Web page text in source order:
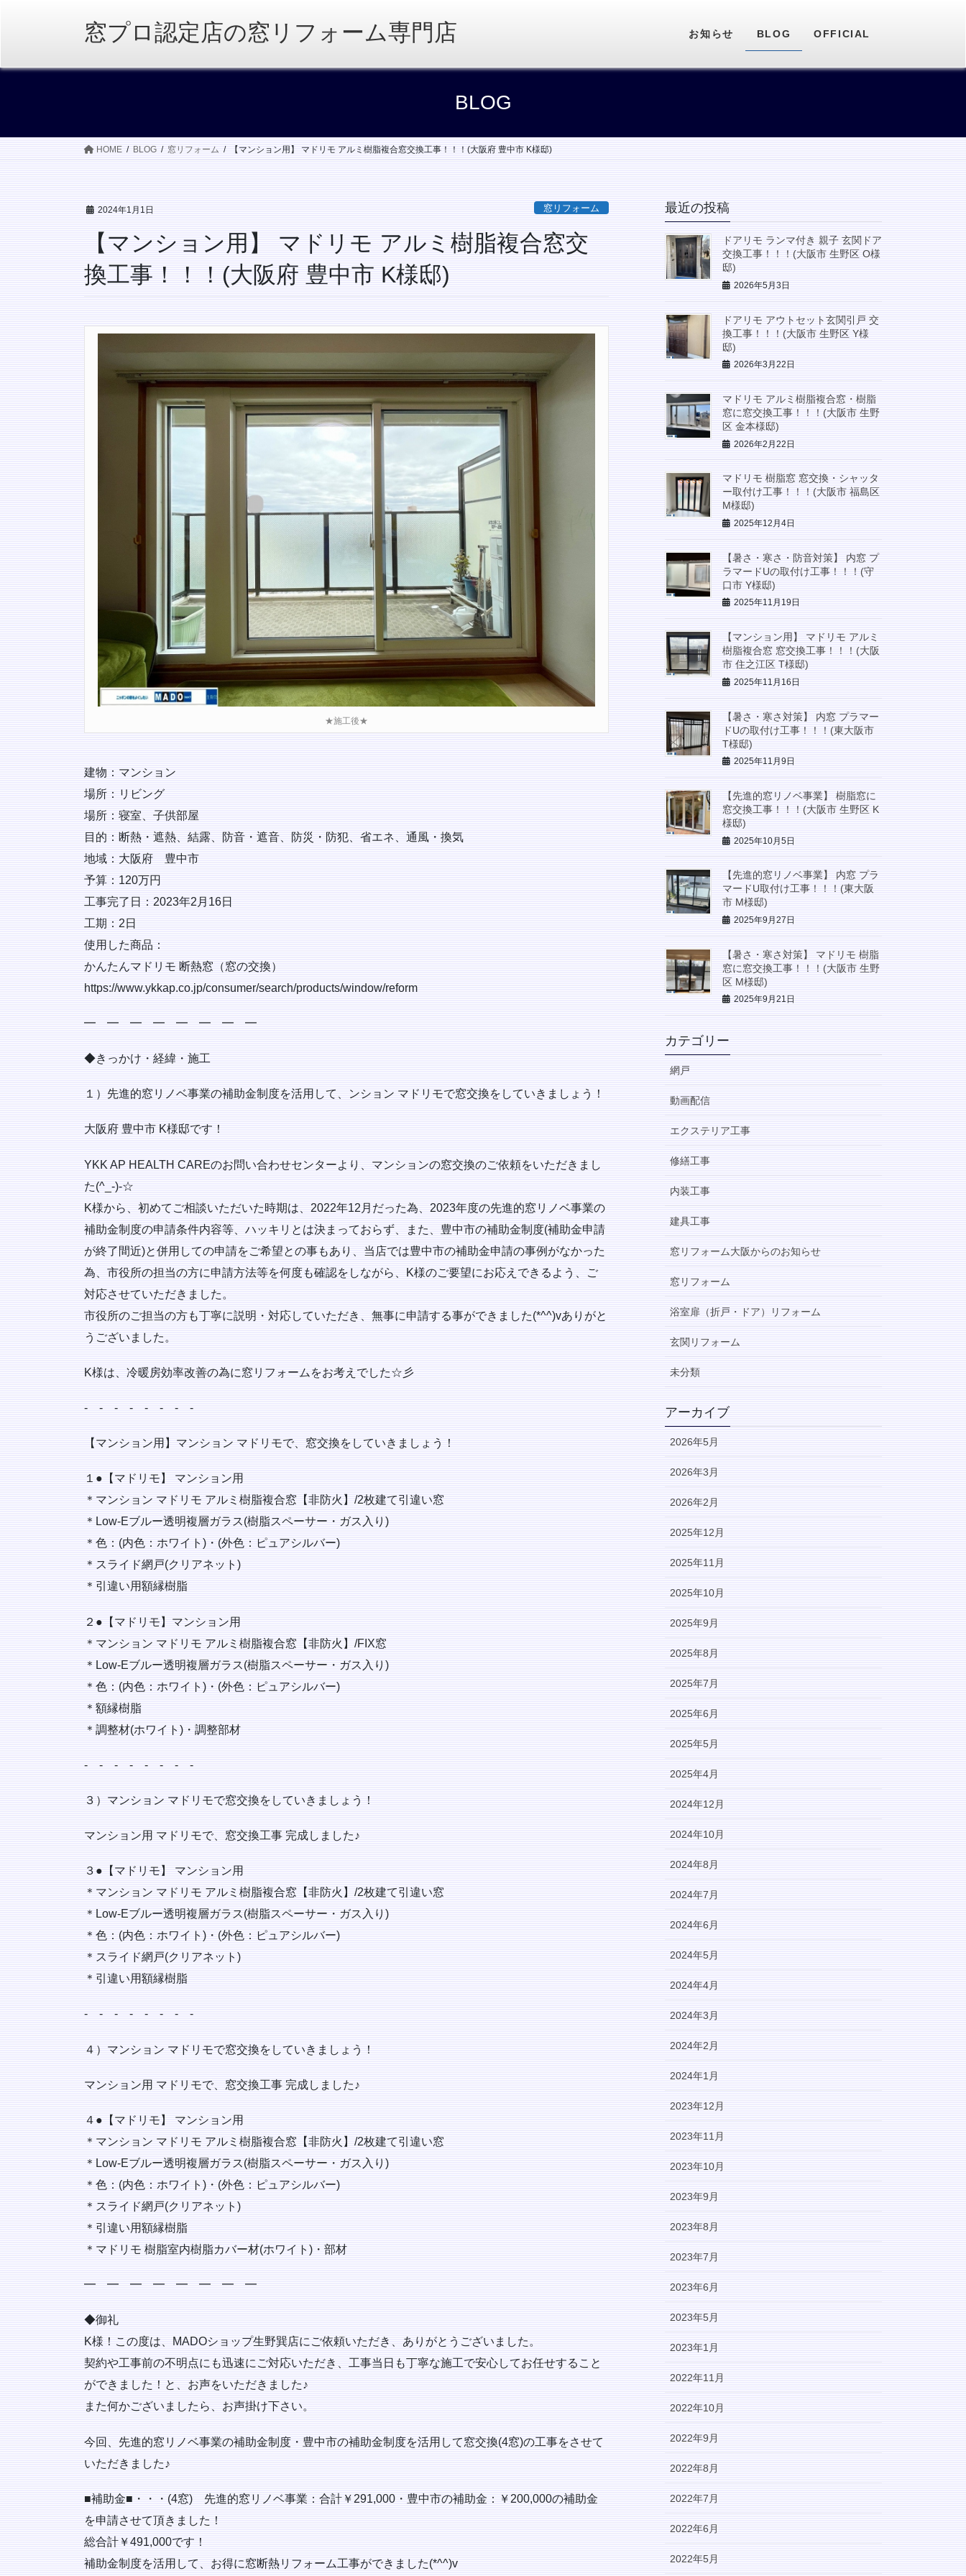
プ
動
窓プロ認定店の窓リフォーム専門店 お知らせ BLOG OFFICIAL
BLOG
HOME BLOG 窓リフォーム 【マンション用】 マドリモ アルミ樹脂複合窓交換工事！！！(大阪府 豊中市 K様邸)
2024年1月1日 窓リフォーム
【マンション用】 マドリモ アルミ樹脂複合窓交
換工事！！！(大阪府 豊中市 K様邸)
★施工後★
建物：マンション
場所：リビング
場所：寝室、子供部屋
目的：断熱・遮熱、結露、防音・遮音、防災・防犯、省エネ、通風・換気
地域：大阪府 豊中市
予算：120万円
工事完了日：2023年2月16日
工期：2日
使用した商品：
かんたんマドリモ 断熱窓（窓の交換）
https://www.ykkap.co.jp/consumer/search/products/window/reform
━ ━ ━ ━ ━ ━ ━ ━
◆きっかけ・経緯・施工
１）先進的窓リノベ事業の補助金制度を活用して、ンション マドリモで窓交換をしていきましょう！
大阪府 豊中市 K様邸です！
YKK AP HEALTH CAREのお問い合わせセンターより、マンションの窓交換のご依頼をいただきまし
た(^_-)-☆
K様から、初めてご相談いただいた時期は、2022年12月だった為、2023年度の先進的窓リノベ事業の
補助金制度の申請条件内容等、ハッキリとは決まっておらず、また、豊中市の補助金制度(補助金申請
が終了間近)と併用しての申請をご希望との事もあり、当店では豊中市の補助金申請の事例がなかった
為、市役所の担当の方に申請方法等を何度も確認をしながら、K様のご要望にお応えできるよう、ご
対応させていただきました。
市役所のご担当の方も丁寧に説明・対応していただき、無事に申請する事ができました(*^^)vありがと
うございました。
K様は、冷暖房効率改善の為に窓リフォームをお考えでした☆彡
‐ ‐ ‐ ‐ ‐ ‐ ‐ ‐
【マンション用】マンション マドリモで、窓交換をしていきましょう！
１●【マドリモ】 マンション用
＊マンション マドリモ アルミ樹脂複合窓【非防火】/2枚建て引違い窓
＊Low-Eブルー透明複層ガラス(樹脂スペーサー・ガス入り)
＊色：(内色：ホワイト)・(外色：ピュアシルバー)
＊スライド網戸(クリアネット)
＊引違い用額縁樹脂
２●【マドリモ】マンション用
＊マンション マドリモ アルミ樹脂複合窓【非防火】/FIX窓
＊Low-Eブルー透明複層ガラス(樹脂スペーサー・ガス入り)
＊色：(内色：ホワイト)・(外色：ピュアシルバー)
＊額縁樹脂
＊調整材(ホワイト)・調整部材
‐ ‐ ‐ ‐ ‐ ‐ ‐ ‐
３）マンション マドリモで窓交換をしていきましょう！
マンション用 マドリモで、窓交換工事 完成しました♪
３●【マドリモ】 マンション用
＊マンション マドリモ アルミ樹脂複合窓【非防火】/2枚建て引違い窓
＊Low-Eブルー透明複層ガラス(樹脂スペーサー・ガス入り)
＊色：(内色：ホワイト)・(外色：ピュアシルバー)
＊スライド網戸(クリアネット)
＊引違い用額縁樹脂
‐ ‐ ‐ ‐ ‐ ‐ ‐ ‐
４）マンション マドリモで窓交換をしていきましょう！
マンション用 マドリモで、窓交換工事 完成しました♪
４●【マドリモ】 マンション用
＊マンション マドリモ アルミ樹脂複合窓【非防火】/2枚建て引違い窓
＊Low-Eブルー透明複層ガラス(樹脂スペーサー・ガス入り)
＊色：(内色：ホワイト)・(外色：ピュアシルバー)
＊スライド網戸(クリアネット)
＊引違い用額縁樹脂
＊マドリモ 樹脂室内樹脂カバー材(ホワイト)・部材
━ ━ ━ ━ ━ ━ ━ ━
◆御礼
K様！この度は、MADOショップ生野巽店にご依頼いただき、ありがとうございました。
契約や工事前の不明点にも迅速にご対応いただき、工事当日も丁寧な施工で安心してお任せすること
ができました！と、お声をいただきました♪
また何かございましたら、お声掛け下さい。
今回、先進的窓リノベ事業の補助金制度・豊中市の補助金制度を活用して窓交換(4窓)の工事をさせて
いただきました♪
■補助金■・・・(4窓) 先進的窓リノベ事業：合計￥291,000・豊中市の補助金：￥200,000の補助金
を申請させて頂きました！
総合計￥491,000です！
補助金制度を活用して、お得に窓断熱リフォーム工事ができました(*^^)v
最近の投稿
ドアリモ ランマ付き 親子 玄関ドア
交換工事！！！(大阪市 生野区 O様
邸)
2026年5月3日
ドアリモ アウトセット玄関引戸 交
換工事！！！(大阪市 生野区 Y様
邸)
2026年3月22日
マドリモ アルミ樹脂複合窓・樹脂
窓に窓交換工事！！！(大阪市 生野
区 金本様邸)
2026年2月22日
マドリモ 樹脂窓 窓交換・シャッタ
ー取付け工事！！！(大阪市 福島区
M様邸)
2025年12月4日
【暑さ・寒さ・防音対策】 内窓 プ
ラマードUの取付け工事！！！(守
口市 Y様邸)
2025年11月19日
【マンション用】 マドリモ アルミ
樹脂複合窓 窓交換工事！！！(大阪
市 住之江区 T様邸)
2025年11月16日
【暑さ・寒さ対策】 内窓 プラマー
ドUの取付け工事！！！(東大阪市
T様邸)
2025年11月9日
【先進的窓リノベ事業】 樹脂窓に
窓交換工事！！！(大阪市 生野区 K
様邸)
2025年10月5日
【先進的窓リノベ事業】 内窓 プラ
マードU取付け工事！！！(東大阪
市 M様邸)
2025年9月27日
【暑さ・寒さ対策】 マドリモ 樹脂
窓に窓交換工事！！！(大阪市 生野
区 M様邸)
2025年9月21日
カテゴリー
網戸
動画配信
エクステリア工事
修繕工事
内装工事
建具工事
窓リフォーム大阪からのお知らせ
窓リフォーム
浴室扉（折戸・ドア）リフォーム
玄関リフォーム
未分類
アーカイブ
2026年5月
2026年3月
2026年2月
2025年12月
2025年11月
2025年10月
2025年9月
2025年8月
2025年7月
2025年6月
2025年5月
2025年4月
2024年12月
2024年10月
2024年8月
2024年7月
2024年6月
2024年5月
2024年4月
2024年3月
2024年2月
2024年1月
2023年12月
2023年11月
2023年10月
2023年9月
2023年8月
2023年7月
2023年6月
2023年5月
2023年1月
2022年11月
2022年10月
2022年9月
2022年8月
2022年7月
2022年6月
2022年5月